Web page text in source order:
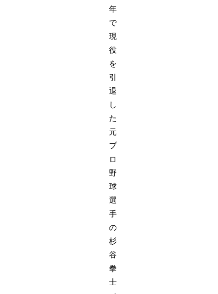
年
で
現
役
を
引
退
し
た
元
プ
ロ
野
球
選
手
の
杉
谷
拳
士